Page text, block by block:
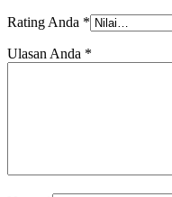
Rating Anda *
Ulasan Anda *